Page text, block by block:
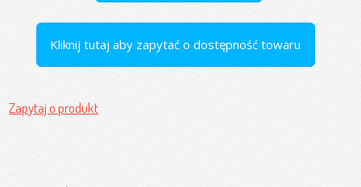
Kliknij tutaj aby zapytać o dostępność towaru
Zapytaj o produkt